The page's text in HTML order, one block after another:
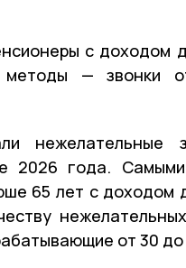
с доходом
— звонки
нежелательные
2026 года.
65 лет с доходом
от 30 до